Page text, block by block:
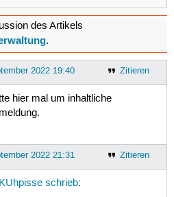
des Artikels
.
Zitieren
2022 19:40
hier mal um inhaltliche
Zitieren
2022 21:31
schrieb: